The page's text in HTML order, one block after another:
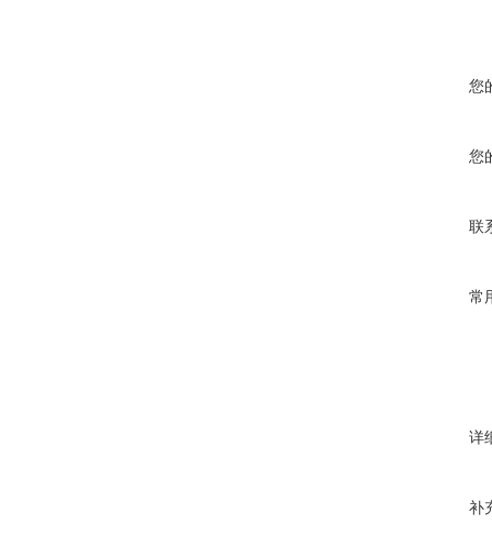
您
您
联
常
详
补